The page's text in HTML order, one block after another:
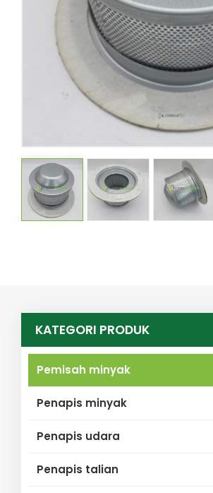
KATEGORI PRODUK
Pemisah minyak
Penapis minyak
Penapis udara
Penapis talian